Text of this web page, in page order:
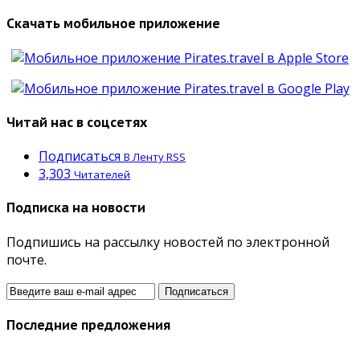
Скачать мобильное приложение
Читай нас в соцсетях
Подписаться В Ленту RSS
3,303 Читателей
Подписка на новости
Подпишись на рассылку новостей по электронной
почте.
Последние предложения